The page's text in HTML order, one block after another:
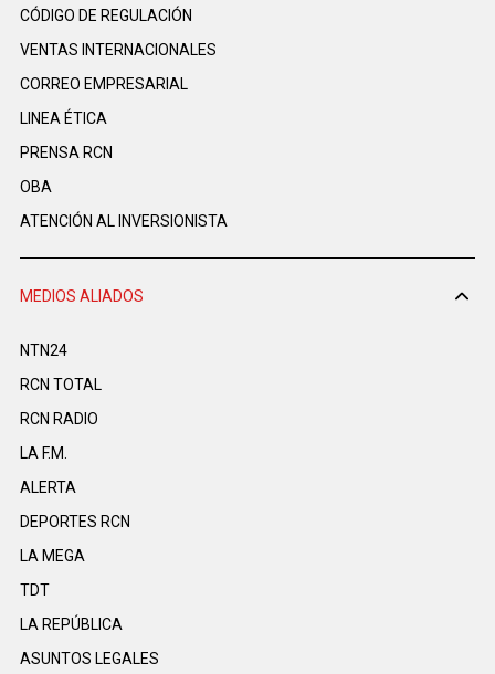
CÓDIGO DE REGULACIÓN
VENTAS INTERNACIONALES
CORREO EMPRESARIAL
LINEA ÉTICA
PRENSA RCN
OBA
ATENCIÓN AL INVERSIONISTA
MEDIOS ALIADOS
NTN24
RCN TOTAL
RCN RADIO
LA F.M.
ALERTA
DEPORTES RCN
LA MEGA
TDT
LA REPÚBLICA
ASUNTOS LEGALES